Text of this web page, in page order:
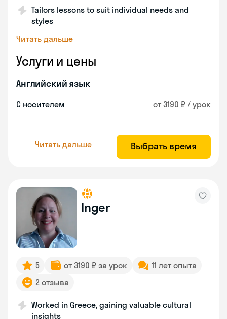
Tailors lessons to suit individual needs and
styles
Читать дальше
Услуги и цены
Английский язык
С носителем от 3190 ₽ / урок
Читать дальше Выбрать время
Inger
5 от 3190 ₽ за урок
11 лет опыта
2 отзыва
Worked in Greece, gaining valuable cultural
insights